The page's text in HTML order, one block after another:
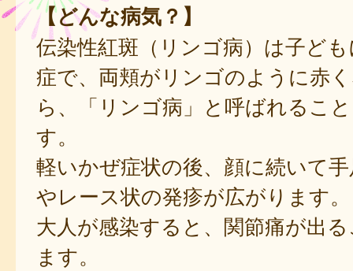
【どんな病気？】
伝染性紅斑（リンゴ病）は子ど
症で、両頬がリンゴのように赤
ら、「リンゴ病」と呼ばれるこ
す。
軽いかぜ症状の後、顔に続いて
やレース状の発疹が広がります。
大人が感染すると、関節痛が出
ます。